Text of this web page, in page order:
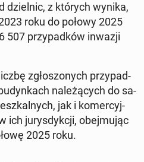
dziel­nic, z których wynika,
roku do połowy 2025
507 przy­pad­ków inwazji
zgło­szo­nych przy­pad­
na­le­żą­cych do sa­
jak i ko­mer­cyj­
ich ju­rys­dyk­cji, obej­mu­jąc
2025 roku.